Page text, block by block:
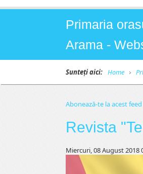
Primaria
Arama -
Sunteți aici: Home
Abonează-te la acest feed
Revista
Miercuri, 08 August 2018